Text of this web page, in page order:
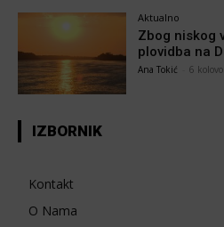
Aktualno
Zbog niskog
plovidba na
Ana Tokić 6
IZBORNIK
Kontakt
O Nama